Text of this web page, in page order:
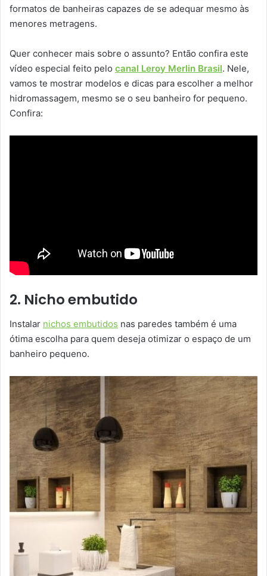
formatos de banheiras capazes de se adequar mesmo às
menores metragens.
Quer conhecer mais sobre o assunto? Então confira este
vídeo especial feito pelo canal Leroy Merlin Brasil. Nele,
vamos te mostrar modelos e dicas para escolher a melhor
hidromassagem, mesmo se o seu banheiro for pequeno.
Confira:
2. Nicho embutido
Instalar nichos embutidos nas paredes também é uma
ótima escolha para quem deseja otimizar o espaço de um
banheiro pequeno.